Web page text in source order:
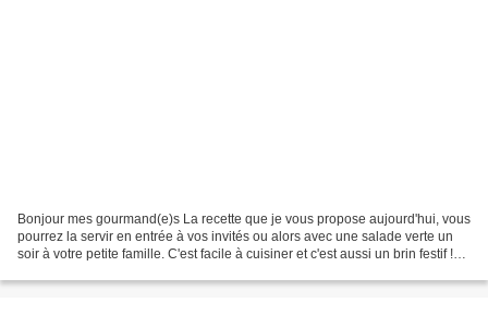
Bonjour mes gourmand(e)s La recette que je vous propose aujourd'hui, vous
pourrez la servir en entrée à vos invités ou alors avec une salade verte un
soir à votre petite famille. C'est facile à cuisiner et c'est aussi un brin festif !